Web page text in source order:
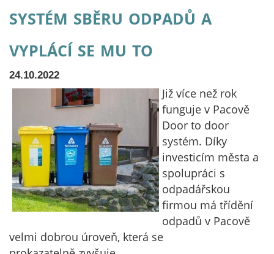
systém sběru odpadů a
vyplácí se mu to
24.10.2022
Již více než rok
funguje v Pacově
Door to door
systém. Díky
investicím města a
spolupráci s
odpadářskou
firmou má třídění
odpadů v Pacově
velmi dobrou úroveň, která se